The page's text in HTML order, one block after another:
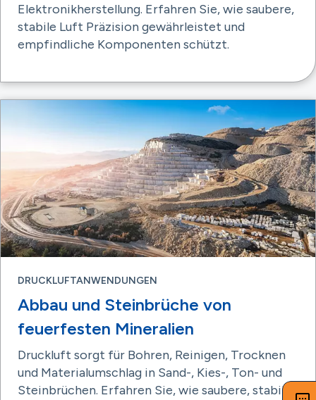
Elektronikherstellung. Erfahren Sie, wie saubere,
stabile Luft Präzision gewährleistet und
empfindliche Komponenten schützt.
DRUCKLUFTANWENDUNGEN
Abbau und Steinbrüche von
feuerfesten Mineralien
Druckluft sorgt für Bohren, Reinigen, Trocknen
und Materialumschlag in Sand-, Kies-, Ton- und
Steinbrüchen. Erfahren Sie, wie saubere, stabile